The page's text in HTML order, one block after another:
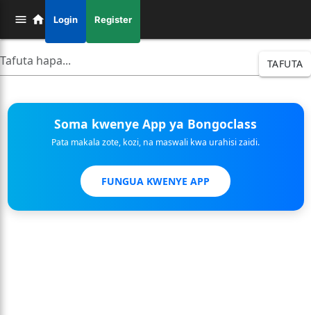
Login Register
TAFUTA
Soma kwenye App ya Bongoclass
Pata makala zote, kozi, na maswali kwa urahisi zaidi.
FUNGUA KWENYE APP